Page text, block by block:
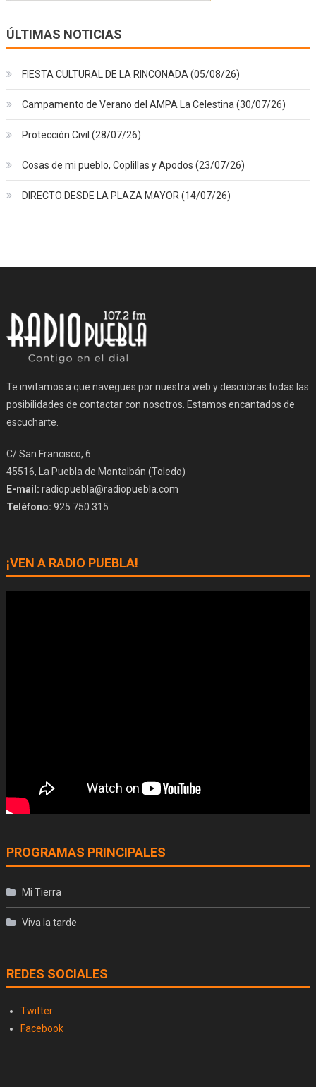
ÚLTIMAS NOTICIAS
FIESTA CULTURAL DE LA RINCONADA (05/08/26)
Campamento de Verano del AMPA La Celestina (30/07/26)
Protección Civil (28/07/26)
Cosas de mi pueblo, Coplillas y Apodos (23/07/26)
DIRECTO DESDE LA PLAZA MAYOR (14/07/26)
Te invitamos a que navegues por nuestra web y descubras todas las
posibilidades de contactar con nosotros. Estamos encantados de
escucharte.
C/ San Francisco, 6
45516, La Puebla de Montalbán (Toledo)
E-mail: radiopuebla@radiopuebla.com
Teléfono: 925 750 315
¡VEN A RADIO PUEBLA!
PROGRAMAS PRINCIPALES
Mi Tierra
Viva la tarde
REDES SOCIALES
Twitter
Facebook